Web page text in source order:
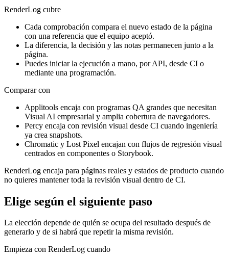
RenderLog cubre
Cada comprobación compara el nuevo estado de la página
con una referencia que el equipo aceptó.
La diferencia, la decisión y las notas permanecen junto a la
página.
Puedes iniciar la ejecución a mano, por API, desde CI o
mediante una programación.
Comparar con
Applitools encaja con programas QA grandes que necesitan
Visual AI empresarial y amplia cobertura de navegadores.
Percy encaja con revisión visual desde CI cuando ingeniería
ya crea snapshots.
Chromatic y Lost Pixel encajan con flujos de regresión visual
centrados en componentes o Storybook.
RenderLog encaja para páginas reales y estados de producto cuando
no quieres mantener toda la revisión visual dentro de CI.
Elige según el siguiente paso
La elección depende de quién se ocupa del resultado después de
generarlo y de si habrá que repetir la misma revisión.
Empieza con RenderLog cuando